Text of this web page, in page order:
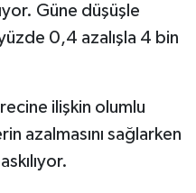
Güne düşüşle
0,4 azalışla 4 bin
ilişkin olumlu
azalmasını sağlarken